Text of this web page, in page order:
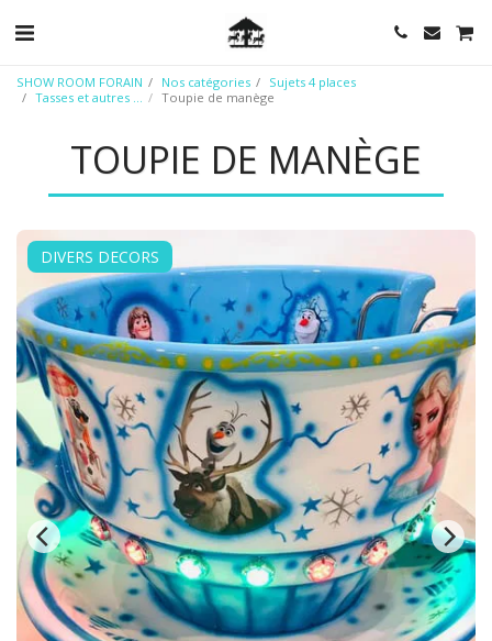
SHOW ROOM FORAIN Nos catégories
Sujets 4 places
Tasses et autres ...
Toupie de manège
TOUPIE DE MANÈGE
DIVERS DECORS